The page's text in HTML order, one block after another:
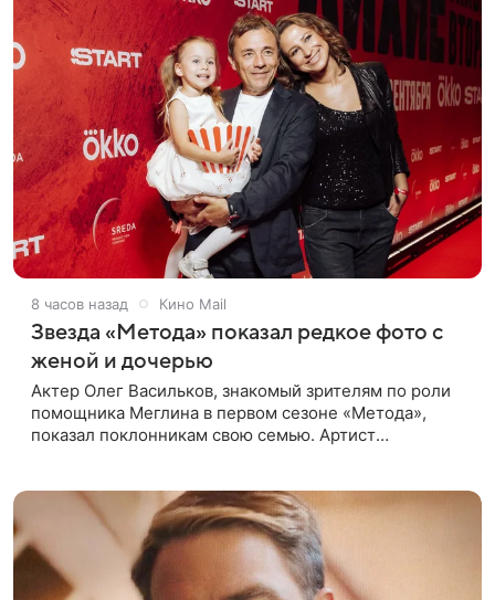
8 часов назад Кино Mail
Звезда «Метода» показал редкое фото с
женой и дочерью
Актер Олег Васильков, знакомый зрителям по роли
помощника Меглина в первом сезоне «Метода»,
показал поклонникам свою семью. Артист